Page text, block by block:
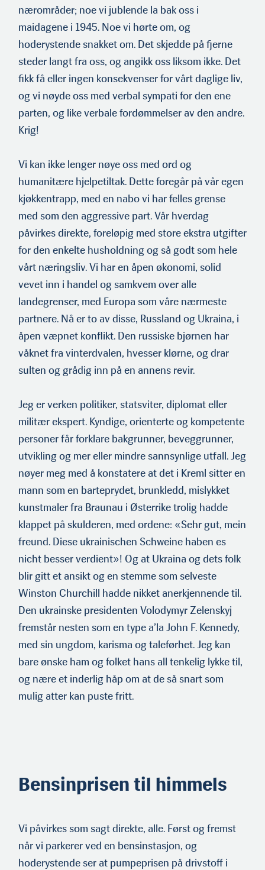
nærområder; noe vi jublende la bak oss i
maidagene i 1945. Noe vi hørte om, og
hoderystende snakket om. Det skjedde på fjerne
steder langt fra oss, og angikk oss liksom ikke. Det
fikk få eller ingen konsekvenser for vårt da­glige liv,
og vi nøyde oss med verbal sympati for den ene
parten, og like verbale fordømmelser av den andre.
Krig!
Vi kan ikke lenger nøye oss med ord og
humanitære hjelpetiltak. Dette foregår på vår egen
kjøkkentrapp, med en nabo vi har felles grense
med som den aggressive part. Vår hverdag
påvirkes direkte, foreløpig med store ekstra utgifter
for den enkelte husholdning og så godt som hele
vårt næringsliv. Vi har en åpen økonomi, solid
vevet inn i handel og samkvem over alle
landegrenser, med Europa som våre nærmeste
partnere. Nå er to av disse, Russland og Ukraina, i
åpen væpnet konflikt. Den russiske bjørnen har
våknet fra vinterdvalen, hvesser klørne, og drar
sulten og grådig inn på en annens revir.
Jeg er verken politiker, statsviter, diplomat eller
militær ekspert. Kyndige, orienterte og kompetente
personer får forklare bakgrunner, beveggrunner,
utvikling og mer eller mindre sannsyn­lige utfall. Jeg
nøyer meg med å konstatere at det i Kreml sitter en
mann som en barteprydet, brunkledd, mislykket
kunstmaler fra Braunau i Østerrike trolig hadde
klappet på skulderen, med or­dene: «Sehr gut, mein
freund. Diese ukrainischen Schweine haben es
nicht besser verdient»! Og at Ukraina og dets folk
blir gitt et ansikt og en stemme som selveste
Winston Churchill hadde nikket anerkjennende til.
Den ukrainske presidenten Volodymyr Zelenskyj
fremstår nesten som en type a’la John F. Kennedy,
med sin ungdom, karisma og taleførhet. Jeg kan
bare ønske ham og folket hans all tenkelig lykke til,
og nære et inderlig håp om at de så snart som
mulig atter kan puste fritt.
Bensinprisen til himmels
Vi påvirkes som sagt direkte, alle. Først og fremst
når vi parkerer ved en bensinstasjon, og
hoderystende ser at pumpeprisen på drivstoff i